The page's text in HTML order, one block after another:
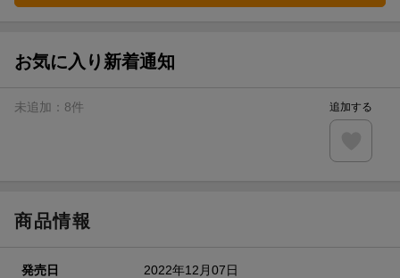
お気に入り新着通知
未追加： 8件 追加する
商品情報
発売日 2022年12月07日